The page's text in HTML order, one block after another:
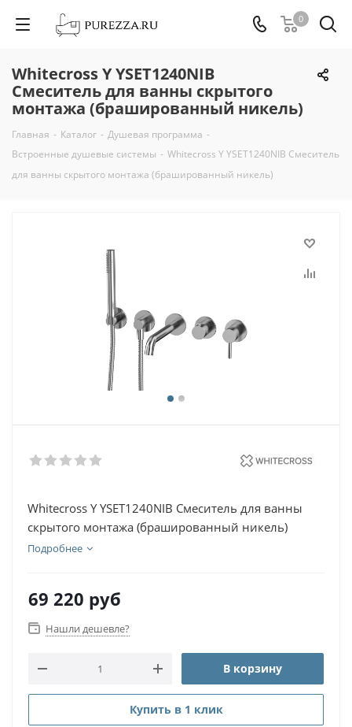
0
Whitecross Y YSET1240NIB
Смеситель для ванны скрытого
монтажа (брашированный никель)
Главная - Каталог - Душевая программа -
Встроенные душевые системы - Whitecross Y YSET1240NIB Смеситель
для ванны скрытого монтажа (брашированный никель)
Whitecross Y YSET1240NIB Смеситель для ванны
скрытого монтажа (брашированный никель)
Подробнее
69 220 руб
Нашли дешевле?
В корзину
Купить в 1 клик